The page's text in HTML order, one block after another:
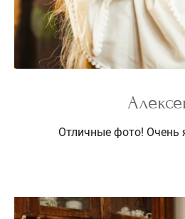
Отличные фото! Очень